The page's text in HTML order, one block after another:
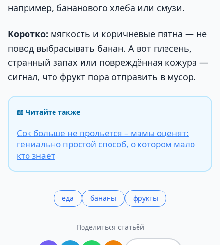
например, бананового хлеба или смузи.
Коротко: мягкость и коричневые пятна — не
повод выбрасывать банан. А вот плесень,
странный запах или повреждённая кожура —
сигнал, что фрукт пора отправить в мусор.
📖 Читайте также
Сок больше не прольется – мамы оценят:
гениально простой способ, о котором мало
кто знает
еда бананы фрукты
Поделиться статьёй